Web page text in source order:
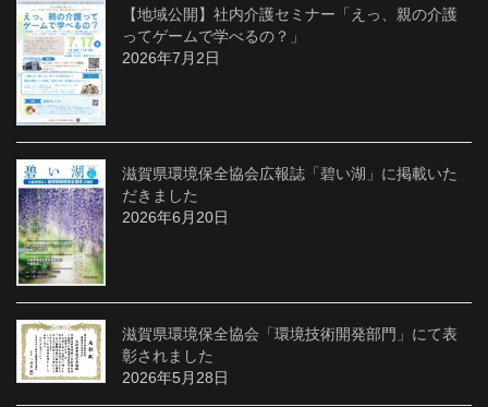
【地域公開】社内介護セミナー「えっ、親の介護
ってゲームで学べるの？」
2026年7月2日
滋賀県環境保全協会広報誌「碧い湖」に掲載いた
だきました
2026年6月20日
滋賀県環境保全協会「環境技術開発部門」にて表
彰されました
2026年5月28日